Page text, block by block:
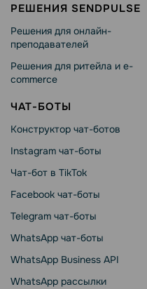
РЕШЕНИЯ SENDPULSE
Решения для онлайн-
преподавателей
Решения для ритейла и e-
commerce
ЧАТ-БОТЫ
Конструктор чат-ботов
Instagram чат-боты
Чат-бот в TikTok
Facebook чат-боты
Telegram чат-боты
WhatsApp чат-боты
WhatsApp Business API
WhatsApp рассылки